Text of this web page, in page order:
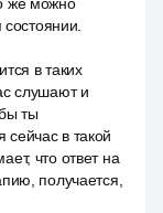
в таких
слушают и
ты
в такой
что ответ на
получается,